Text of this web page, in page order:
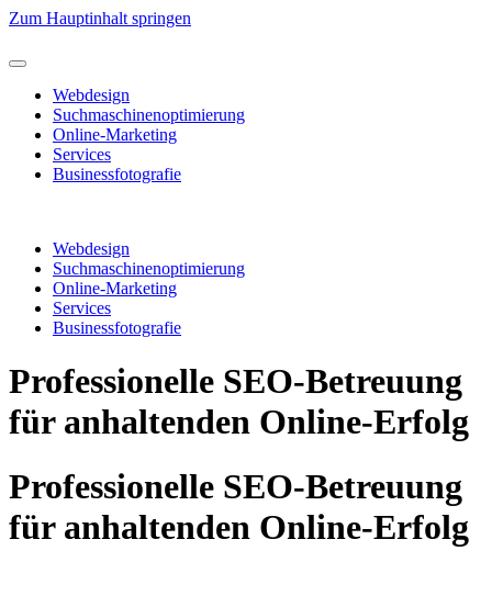
Zum Hauptinhalt springen
Webdesign
Suchmaschinenoptimierung
Online-Marketing
Services
Businessfotografie
Webdesign
Suchmaschinenoptimierung
Online-Marketing
Services
Businessfotografie
Professionelle SEO-Betreuung
für anhaltenden Online-Erfolg
Professionelle SEO-Betreuung
für anhaltenden Online-Erfolg